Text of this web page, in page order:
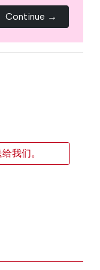
Continue →
我们。